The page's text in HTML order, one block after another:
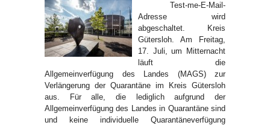
Test-me-E-Mail-
Adresse wird
abgeschaltet. Kreis
Gütersloh. Am Freitag,
17. Juli, um Mitternacht
läuft die
Allgemeinverfügung des Landes (MAGS) zur
Verlängerung der Quarantäne im Kreis Gütersloh
aus. Für alle, die lediglich aufgrund der
Allgemeinverfügung des Landes in Quarantäne sind
und keine individuelle Quarantäneverfügung